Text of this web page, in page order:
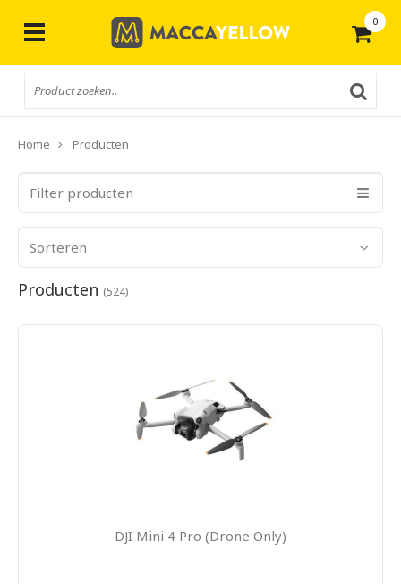
0
Home Producten
Filter producten
Sorteren
Producten (524)
DJI Mini 4 Pro (Drone Only)